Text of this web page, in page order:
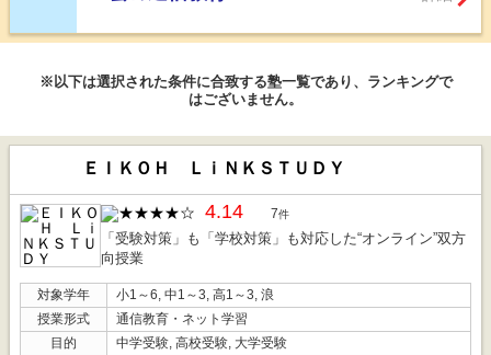
※以下は選択された条件に合致する塾一覧であり、ランキングで
はございません。
ＥＩＫＯＨ ＬｉＮＫＳＴＵＤＹ
4.14 7件
「受験対策」も「学校対策」も対応した“オンライン”双方
向授業
対象学年
小1～6, 中1～3, 高1～3, 浪
授業形式
通信教育・ネット学習
目的
中学受験, 高校受験, 大学受験